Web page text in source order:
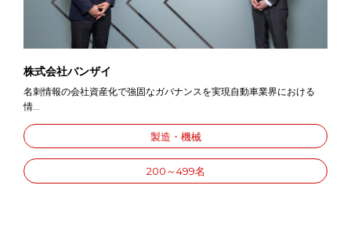
株式会社バンザイ
名刺情報の会社資産化で強固なガバナンスを実現自動車業界における
情...
製造・機械
200～499名